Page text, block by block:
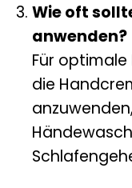
Wie oft
anwenden?
Für optimale
die